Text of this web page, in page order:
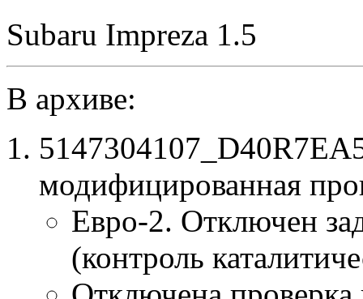
Subaru Impreza 1.5
В архиве:
модифицированная
Евро-2. Отключен
(контроль